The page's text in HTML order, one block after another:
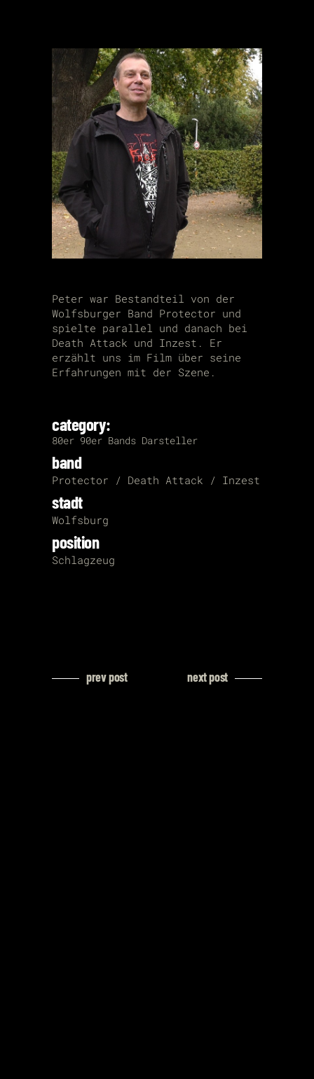
Peter war Bestandteil von der
Wolfsburger Band Protector und
spielte parallel und danach bei
Death Attack und Inzest. Er
erzählt uns im Film über seine
Erfahrungen mit der Szene.
category:
80er 90er Bands Darsteller
band
Protector / Death Attack / Inzest
stadt
Wolfsburg
position
Schlagzeug
prev post next post